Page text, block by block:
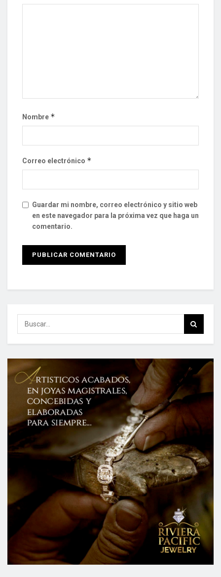
Nombre *
Correo electrónico *
Guardar mi nombre, correo electrónico y sitio web
en este navegador para la próxima vez que haga un
comentario.